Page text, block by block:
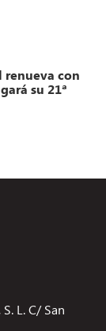
renueva con
su 21ª
L. C/ San